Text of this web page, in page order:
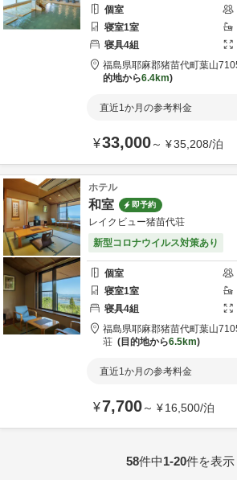
個室
寝室1室
寝具4組
福島県耶麻郡猪苗代町葉山
的地から6.4km
直近1か月の参考料金
¥33,000～ ¥35,208/泊
ホテル
和室 即予約
レイクビュー猪苗代荘
新型コロナウイルス対策あり
個室
寝室1室
寝具4組
福島県耶麻郡猪苗代町葉山
荘
目的地から6.5km
直近1か月の参考料金
¥7,700～ ¥16,500/泊
58件中1-20件を表示